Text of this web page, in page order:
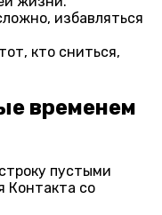
избавляться
кто сниться,
временем
пустыми
Контакта со